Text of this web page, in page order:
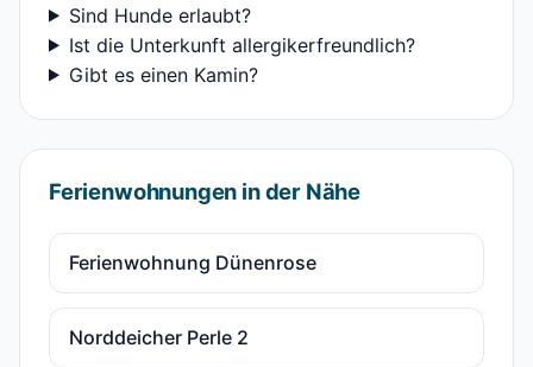
Sind Hunde erlaubt?
Ist die Unterkunft allergikerfreundlich?
Gibt es einen Kamin?
Ferienwohnungen in der Nähe
Ferienwohnung Dünenrose
Norddeicher Perle 2